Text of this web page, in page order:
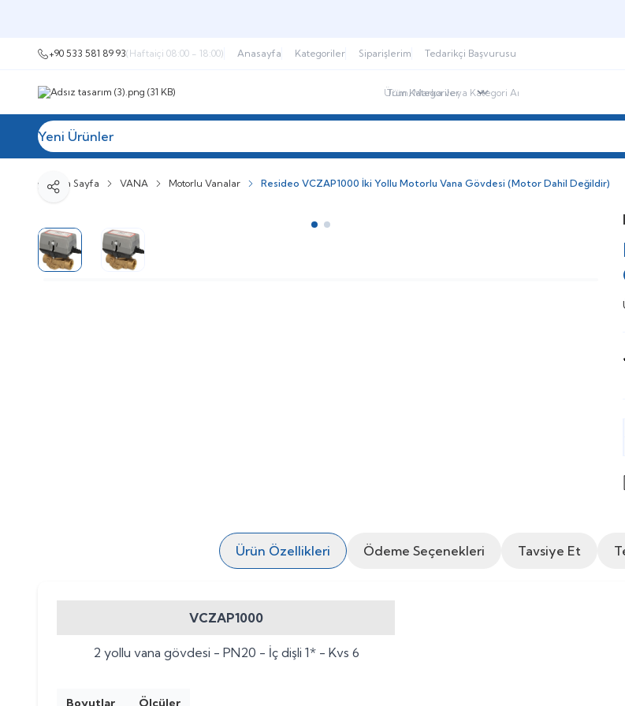
+90 533 581 89 93(Haftaiçi 08:00 - 18:00) Anasayfa Kategoriler Siparişlerim Tedarikçi Başvurusu
Yeni Ürünler
Ana Sayfa VANA Motorlu Vanalar Resideo VCZAP1000 İki Yollu Motorlu Vana Gövdesi (Motor Dahil Değildir)
Paylaş
Ürün Özellikleri Ödeme Seçenekleri Tavsiye Et
VCZAP1000
2 yollu vana gövdesi - PN20 - İç dişli 1* - Kvs 6
Boyutlar
Ölçüler